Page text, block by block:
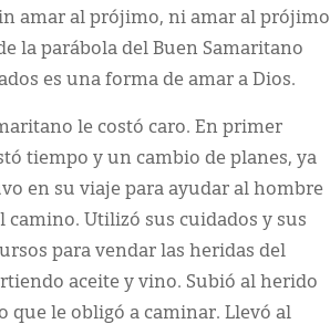
amar al prójimo, ni amar al prójimo
la parábola del Buen Samaritano
es una forma de amar a Dios.
le costó caro. En primer
tiempo y un cambio de planes, ya
en su viaje para ayudar al hombre
camino. Utilizó sus cuidados y sus
para vendar las heridas del
aceite y vino. Subió al herido
que le obligó a caminar. Llevó al